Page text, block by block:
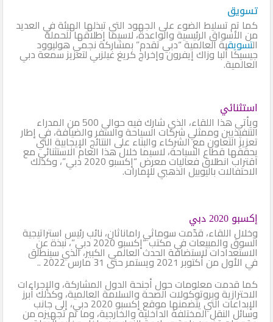
تسويق
كما تم تسليط الضوء على الجهود التي تبذلها الهيئة في العديد
من الأسواق الرئيسية والواعدة، لاسيما إطلاقها للحملة
التسويقية العالمية “دبي تقدم” بمشاركة نجمي هوليوود
جيسيكا ألبا وزاك إيفرون وإخراج كريغ غيلزبي لتعزيز سمعة دبي
العالمية.
استثنائي
ويأتي هذا اللقاء، الذي شارك فيه حوالي 500 من المدراء
التنفيذيين وممثلي شركات السياحة والسفر والضيافة، في إطار
تعزيز التعاون مع الشركاء والبناء على النتائج الإيجابية التي
يحققها قطاع السياحة، لاسيما خلال هذا العام الاستثنائي مع
اقتراب انطلاق فعاليات معرض “إكسبو 2020 دبي”، وكذلك
الاحتفالات باليوبيل الذهبي للإمارات.
إكسبو 2020 دبي
وخلال اللقاء، قدّمت سوماثي راماناثان، نائب رئيس استراتيجية
السوق والمبيعات في مكتب “إكسبو 2020 دبي”، نبذة عن
الاستعدادات لاستضافة الحدث العالمي الكبير، الذي سينطلق
في الأول من أكتوبر 2021 ويستمر حتى 31 مارس 2022 ..
كما قدمت معلومات حول أجنحة الدول المشاركة، والإجراءات
الاحترازية وبروتوكولات الصحة والسلامة العالمية، وكذلك أبرز
الإبداعات التي يتضمنها موقع إكسبو 2020 دبي، إلى جانب
وسائل النقل المختلفة الداخلية والخارجية، وما تم تجهيزه من